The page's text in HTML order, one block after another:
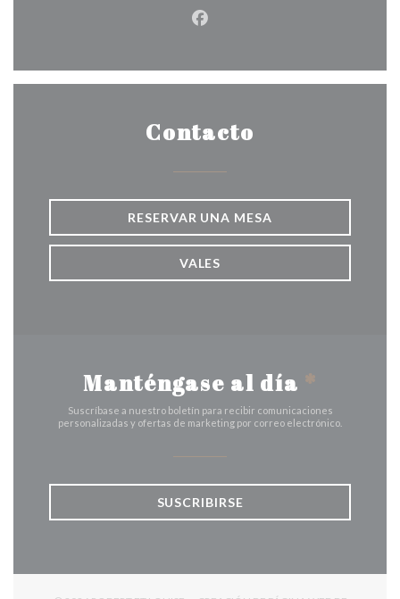
Facebook ((abre en una
Contacto
RESERVAR UNA MESA
VALES
Manténgase al día *
Suscríbase a nuestro boletín para recibir comunicaciones
personalizadas y ofertas de marketing por correo electrónico.
SUSCRIBIRSE